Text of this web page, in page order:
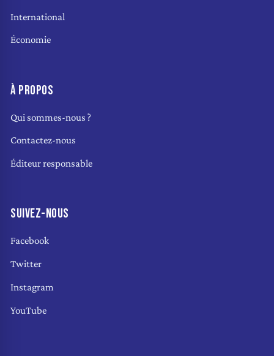
International
Économie
À PROPOS
Qui sommes-nous ?
Contactez-nous
Éditeur responsable
SUIVEZ-NOUS
Facebook
Twitter
Instagram
YouTube